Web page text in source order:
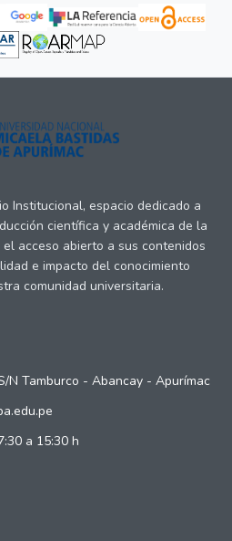
Institucional, espacio dedicado a
científica y académica de la
acceso abierto a sus contenidos
e impacto del conocimiento
comunidad universitaria.
N Tamburco - Abancay - Apurímac
a 15:30 h